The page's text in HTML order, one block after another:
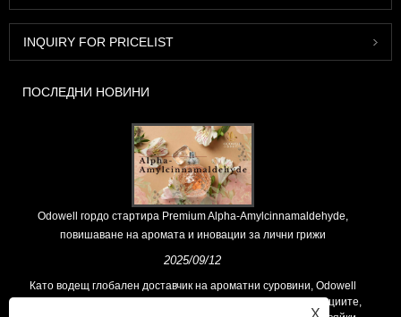
INQUIRY FOR PRICELIST
ПОСЛЕДНИ НОВИНИ
Odowell гордо стартира Premium Alpha-Amylcinnamaldehyde,
повишаване на аромата и иновации за лични грижи
2025/09/12
Като водещ глобален доставчик на ароматни суровини, Odowell
поддържа основна философия на „ориентирана към иновациите,
X